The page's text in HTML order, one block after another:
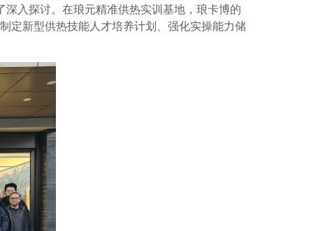
入探讨。在琅元精准供热实训基地，琅卡博的
定新型供热技能人才培养计划、强化实操能力储